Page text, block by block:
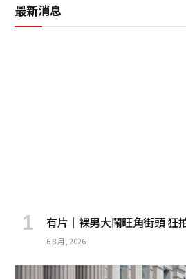
最新消息
有片｜裸男大鬧旺角街頭 狂
6 8 月, 2026